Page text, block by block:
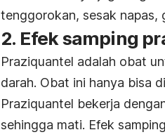
tenggorokan, sesak napas,
2. Efek samping
Praziquantel adalah obat
darah. Obat ini hanya bisa
Praziquantel bekerja
sehingga mati. Efek